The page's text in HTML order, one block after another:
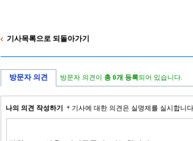
기사목록으로 되돌아가기
방문자 의견 방문자 의견이 총 0개 등록되어 있습니다.
나의 의견 작성하기 ＊기사에 대한 의견은 실명제를 실시합니다.